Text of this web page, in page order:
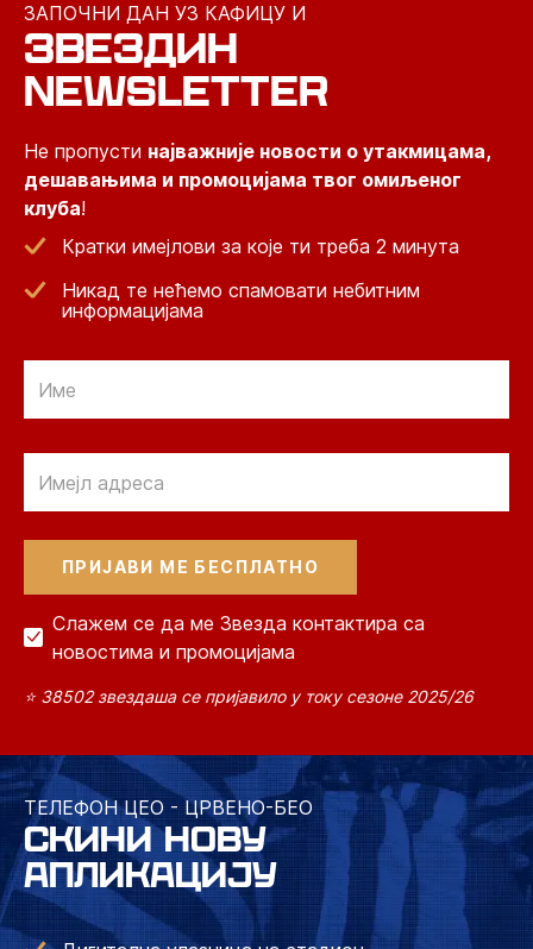
ЗАПОЧНИ ДАН УЗ КАФИЦУ И
ЗВЕЗДИН
NEWSLETTER
Не пропусти најважније новости о утакмицама,
дешавањима и промоцијама твог омиљеног
клуба!
Кратки имејлови за које ти треба 2 минута
Никад те нећемо спамовати небитним
информацијама
Слажем се да ме Звезда контактира са
новостима и промоцијама
⭐ 38502 звездаша се пријавило у току сезоне 2025/26
ТЕЛЕФОН ЦЕО - ЦРВЕНО-БЕО
СКИНИ НОВУ
АПЛИКАЦИЈУ